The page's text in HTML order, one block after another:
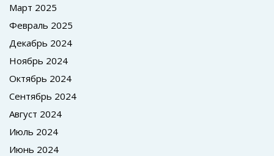
Март 2025
Февраль 2025
Декабрь 2024
Ноябрь 2024
Октябрь 2024
Сентябрь 2024
Август 2024
Июль 2024
Июнь 2024